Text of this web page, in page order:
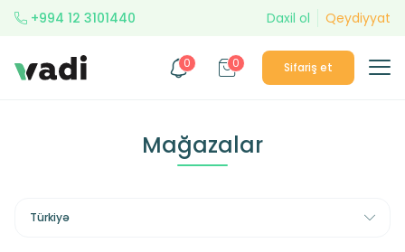
+994 12 3101440 Daxil ol Qeydiyyat
0 0 Sifariş et
Mağazalar
Türkiyə